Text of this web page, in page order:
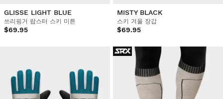
GLISSE LIGHT BLUE
쓰리핑거 랍스터 스키 미튼
$69.95
MISTY BLACK
스키 겨울 장갑
$69.95